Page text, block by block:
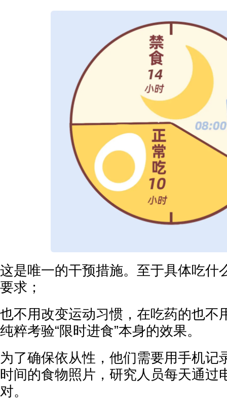
这是唯一的干预措施。至于具体吃什
要求；
也不用改变运动习惯，在吃药的也不
纯粹考验“限时进食”本身的效果。
为了确保依从性，他们需要用手机记
时间的食物照片，研究人员每天通过
对。